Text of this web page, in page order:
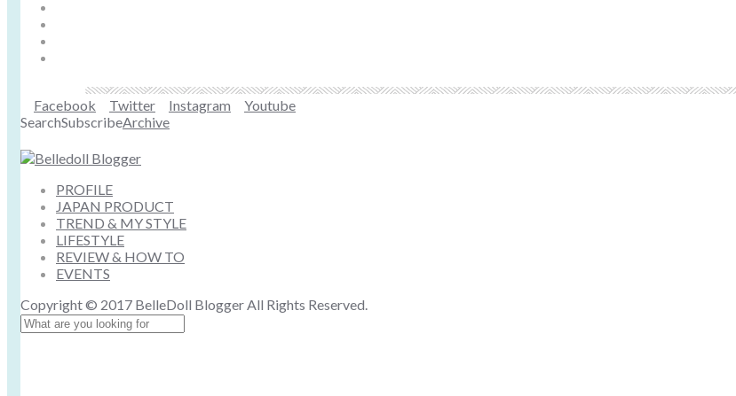
Facebook Twitter Instagram
Youtube
SearchSubscribeArchive
PROFILE
JAPAN PRODUCT
TREND & MY STYLE
LIFESTYLE
REVIEW & HOW TO
EVENTS
Copyright © 2017 BelleDoll Blogger All Rights Reserved.